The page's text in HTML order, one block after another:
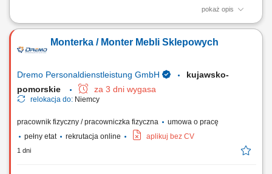
pokaż opis
Wykonywanie zleceń stolarskich: cięcie, obróbka płyt i blatów,
porządku w strefie stolarskiej, przestrzeganie zasad BHP oraz właściwe
składowanie towarów; Aktywna sprzedaż produktów i usług,
Monterka / Monter Mebli Sklepowych
Dremo Personaldienstleistung GmbH
kujawsko-
pomorskie
za 3 dni wygasa
relokacja do: Niemcy
pracownik fizyczny / pracowniczka fizyczna
umowa o pracę
pełny etat
rekrutacja online aplikuj bez CV
1 dni